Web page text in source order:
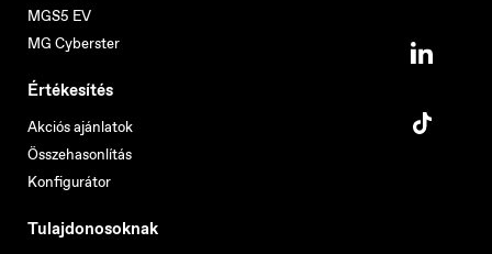
MGS5 EV
MG Cyberster
Értékesítés
Akciós ajánlatok
Összehasonlítás
Konfigurátor
Tulajdonosoknak